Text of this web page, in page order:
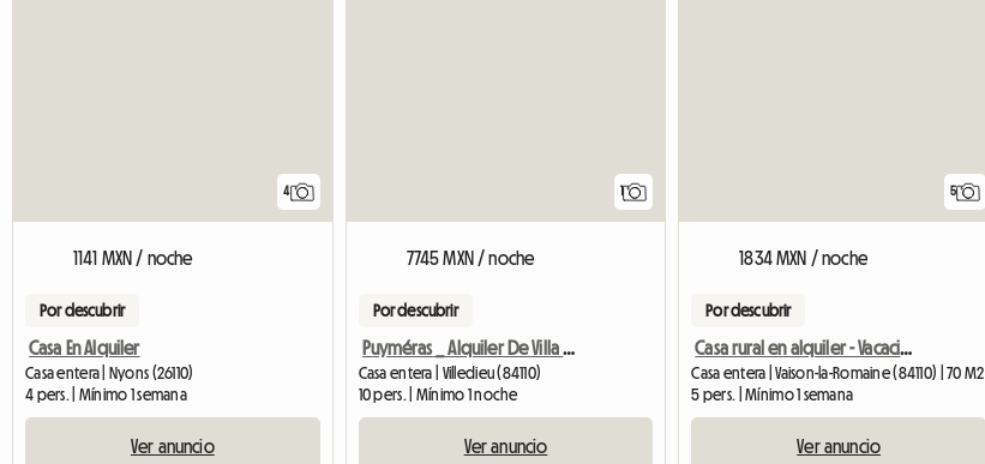
4
1141 MXN / noche
Por descubrir
Casa En Alquiler
Casa entera | Nyons (26110)
4 pers. | Mínimo 1 semana
Ver anuncio
1
7745 MXN / noche
Por descubrir
Puyméras _ Alquiler De Villa Para 16 Personas _ Piscina Privada
Casa entera | Villedieu (84110)
10 pers. | Mínimo 1 noche
Ver anuncio
5
1834 MXN / noche
Por descubrir
Casa rural en alquiler - Vacaciones en Vaison-La-Romaine
Casa entera | Vaison-la-Romaine (84110) | 70 M2
5 pers. | Mínimo 1 semana
Ver anuncio